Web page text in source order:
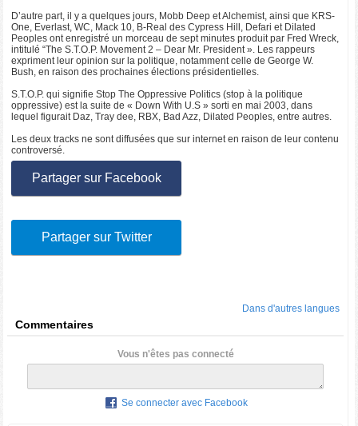
D’autre part, il y a quelques jours, Mobb Deep et Alchemist, ainsi que KRS-
One, Everlast, WC, Mack 10, B-Real des Cypress Hill, Defari et Dilated
Peoples ont enregistré un morceau de sept minutes produit par Fred Wreck,
intitulé “The S.T.O.P. Movement 2 – Dear Mr. President ». Les rappeurs
expriment leur opinion sur la politique, notamment celle de George W.
Bush, en raison des prochaines élections présidentielles.
S.T.O.P. qui signifie Stop The Oppressive Politics (stop à la politique
oppressive) est la suite de « Down With U.S » sorti en mai 2003, dans
lequel figurait Daz, Tray dee, RBX, Bad Azz, Dilated Peoples, entre autres.
Les deux tracks ne sont diffusées que sur internet en raison de leur contenu
controversé.
Partager sur Facebook
Partager sur Twitter
Dans d'autres langues
Commentaires
Vous n'êtes pas connecté
Se connecter avec Facebook